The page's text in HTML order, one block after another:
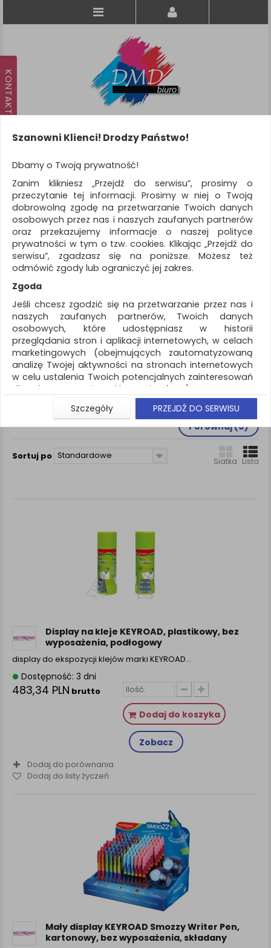
KATEGORIE
WSZYSTKIE KATEGORIE
FILTRY
REKLAMA
AKTUALNOŚCI
Artykuły szkolne Nietypowe
ZNALEZIONYCH PRODUKTÓW: 4
NIETYPOWE
Nietypowe rozwiązania. Porównaj (0)
Sortuj po Standardowe
Siatka Lista
Display na kleje KEYROAD, plastikowy, bez
wyposażenia, podłogowy
display do ekspozycji klejów marki KEYROAD…
Dostępność: 3 dni
483,34 PLN brutto
Dodaj do koszyka
Zobacz
Dodaj do porównania
Dodaj do listy życzeń
Mały display KEYROAD Smozzy Writer Pen,
kartonowy, bez wyposażenia, składany
Szanowni Klienci! Drodzy Państwo!
Dbamy o Twoją prywatność!
Zanim klikniesz „Przejdź do serwisu”, prosimy o
przeczytanie tej informacji. Prosimy w niej o Twoją
dobrowolną zgodę na przetwarzanie Twoich danych
osobowych przez nas i naszych zaufanych partnerów
oraz przekazujemy informacje o naszej polityce
prywatności w tym o tzw. cookies. Klikając „Przejdź do
serwisu”, zgadzasz się na poniższe. Możesz też
odmówić zgody lub ograniczyć jej zakres.
Zgoda
Jeśli chcesz zgodzić się na przetwarzanie przez nas i
naszych zaufanych partnerów, Twoich danych
osobowych, które udostępniasz w historii
przeglądania stron i aplikacji internetowych, w celach
marketingowych (obejmujących zautomatyzowaną
analizę Twojej aktywności na stronach internetowych
w celu ustalenia Twoich potencjalnych zainteresowań
dla dostosowania reklamy i oferty), w tym na
umieszczanie tzw. cookies na Twoich urządzeniach i
ich odczytywanie, kliknij przycisk „Przejdź do serwisu”.
Jeśli nie chcesz wyrazić zgody lub ograniczyć jej
zakres, kliknij „Szczegóły”, gdzie znajdziesz wszelkie
informacje o tym jak to zrobić . Te same informacje
znajdziesz także na podstronie z naszą polityką
www, a w szczególności np. wysłanie potwierdzenia
zamówienia na Państwa email lub wyświetlenie
Państwu prawidłowych informacji o promocjach czy
cenach indywidualnych, ważna jest Państwa
wcześniejsza zgoda której udzieliliście podczas
zakładania konta.
Polityka prywatności (rozwiń)
Klauzula Informacyjna (rozwiń)
Lista Zaufanych Partnerów (rozwiń)
Szczegóły PRZEJDŹ DO SERWISU